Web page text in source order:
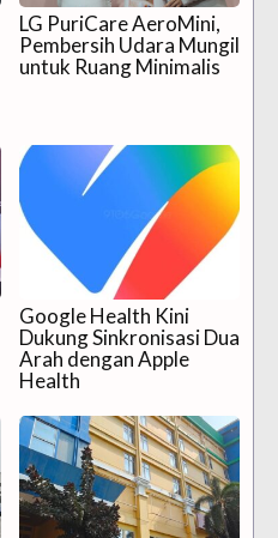
LG PuriCare AeroMini,
Pembersih Udara Mungil
untuk Ruang Minimalis
Google Health Kini
Dukung Sinkronisasi Dua
Arah dengan Apple
Health